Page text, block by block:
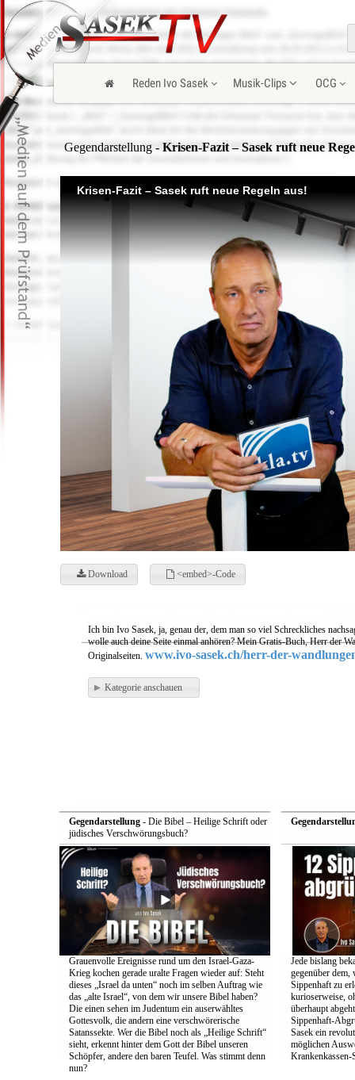
Reden Ivo Sasek Musik-Clips OCG
Gegendarstellung - Krisen-Fazit – Sasek ruft neue
Krisen-Fazit – Sasek ruft neue Regeln aus!
Download <embed>-Code
Ich bin Ivo Sasek, ja, genau der, dem man so viel Schreckliches
wolle auch deine Seite einmal anhören? Mein Gratis-Buch, Herr der
Originalseiten. www.ivo-sasek.ch/herr-der-
Kategorie anschauen
Gegendarstellung- Die Bibel – Heilige Schrift oder
jüdisches Verschwörungsbuch?
Grauenvolle Ereignisse rund um den Israel-Gaza-
Krieg kochen gerade uralte Fragen wieder auf: Steht
dieses „Israel da unten“ noch im selben Auftrag wie
das „alte Israel“, von dem wir unsere Bibel haben?
Die einen sehen im Judentum ein auserwähltes
Gottesvolk, die andern eine verschwörerische
Satanssekte. Wer die Bibel noch als „Heilige Schrift“
sieht, erkennt hinter dem Gott der Bibel unseren
Schöpfer, andere den baren Teufel. Was stimmt denn
nun?
Jede bislang
gegenüber dem,
Sippenhaft zu
kurioserweise,
überhaupt
Sippenhaft-
Sasek ein
möglichen
Krankenkassen-